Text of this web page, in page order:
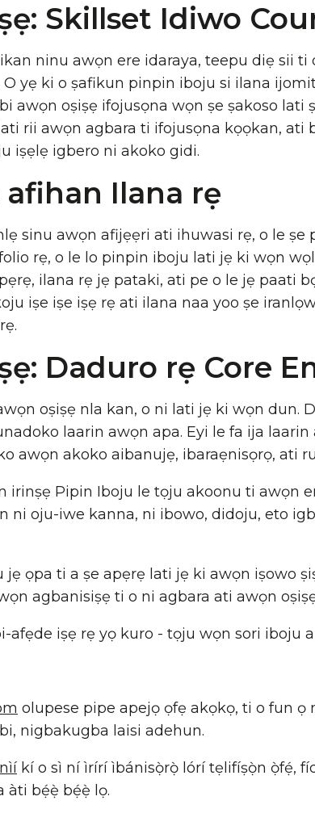
Skillset Idiwo
ninu awọn ere idaraya, teepu diẹ sii ti
O yẹ ki o ṣafikun pinpin iboju si ilana
awọn oṣiṣẹ ifojusọna wọn ṣe ṣakoso lati
rii awọn agbara ti ifojusọna kọọkan, ati
iṣẹlẹ igbero ni akoko gidi.
afihan Ilana rẹ
sinu awọn afijẹẹri ati ihuwasi rẹ, o le ṣe
rẹ, o le lo pinpin iboju lati jẹ ki wọn
ilana rẹ jẹ pataki, ati pe o le jẹ paati
iṣe iṣe iṣẹ rẹ ati ilana naa yoo ṣe
Daduro rẹ Core
oṣiṣẹ nla kan, o ni lati jẹ ki wọn dun.
laarin awọn apa. Eyi le fa ija
awọn akoko aibanujẹ, ibaraẹnisọrọ, ati
irinṣẹ Pipin Iboju le tọju akoonu ti awọn
ni oju-iwe kanna, ni ibowo, didoju, eto
jẹ ọpa ti a ṣe apẹrẹ lati jẹ ki awọn iṣowo
agbanisiṣẹ ti o ni agbara ati awọn
afẹde iṣẹ rẹ yọ kuro - tọju wọn sori iboju
olupese pipe apejọ ọfẹ akọkọ, ti o fun ọ
nigbakugba laisi adehun.
kí o sì ní ìrírí ìbánisọ̀rọ̀ lórí tẹlifíṣọ̀n ọ̀fẹ́,
àti bẹ́ẹ̀ bẹ́ẹ̀ lọ.